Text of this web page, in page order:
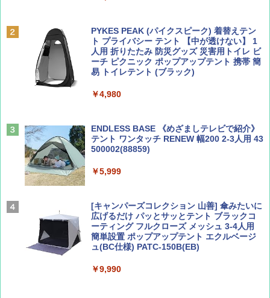
￥1,500
AIRLINE（エアライン）2026年9月号【特
集】ボーイング110周年を祝して！
￥1,760
￥2,479
ァキア 2026～2027 地球の歩き方A ヨーロッ
￥2,277
新しい日本地理 地図・統計・移動から読み
解く (講談社現代新書)
￥1,540
PYKES PEAK (パイクスピーク) 着替えテン
ト プライバシー テント 【中が透けない】 1
人用 折りたたみ 防災グッズ 災害用トイレ ビ
ーチ ピクニック ポップアップテント 携帯 簡
易 トイレテント (ブラック)
￥4,980
ENDLESS BASE 《めざましテレビで紹介》
テント ワンタッチ RENEW 幅200 2-3人用 43
500002(88859)
￥5,999
[キャンパーズコレクション 山善] 傘みたいに
広げるだけ パッとサッとテント ブラックコ
ーティング フルクローズ メッシュ 3-4人用
簡単設置 ポップアップテント エクルベージ
ュ(BC仕様) PATC-150B(EB)
￥9,990